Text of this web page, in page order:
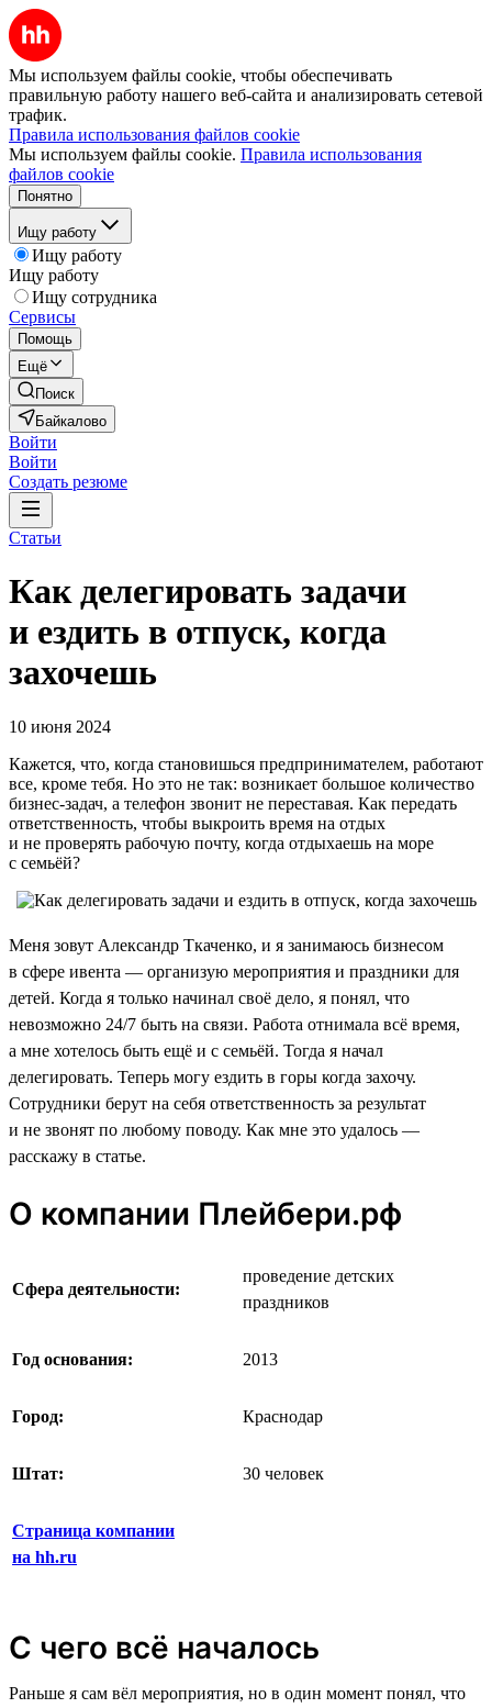
Мы используем файлы cookie, чтобы обеспечивать
правильную работу нашего веб-сайта и анализировать сетевой
трафик.
Правила использования файлов cookie
Мы используем файлы cookie. Правила использования
файлов cookie
Понятно
Ищу работу
Ищу работу
Ищу работу
Ищу сотрудника
Сервисы
Помощь
Ещё
Поиск
Байкалово
Войти
Войти
Создать резюме
Статьи
Как делегировать задачи
и ездить в отпуск, когда
захочешь
10 июня 2024
Кажется, что, когда становишься предпринимателем, работают
все, кроме тебя. Но это не так: возникает большое количество
бизнес-задач, а телефон звонит не переставая. Как передать
ответственность, чтобы выкроить время на отдых
и не проверять рабочую почту, когда отдыхаешь на море
с семьёй?
Меня зовут Александр Ткаченко, и я занимаюсь бизнесом
в сфере ивента — организую мероприятия и праздники для
детей. Когда я только начинал своё дело, я понял, что
невозможно 24/7 быть на связи. Работа отнимала всё время,
а мне хотелось быть ещё и с семьёй. Тогда я начал
делегировать. Теперь могу ездить в горы когда захочу.
Сотрудники берут на себя ответственность за результат
и не звонят по любому поводу. Как мне это удалось —
расскажу в статье.
О компании Плейбери.рф
Сфера деятельности:
проведение детских
праздников
Год основания: 2013
Город: Краснодар
Штат: 30 человек
Страница компании
на hh.ru
С чего всё началось
Раньше я сам вёл мероприятия, но в один момент понял, что